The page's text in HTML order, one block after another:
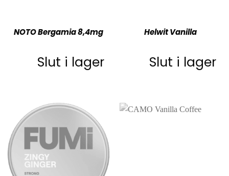
NOTO Bergamia 8,4mg
Slut i lager
Helwit Vanilla
Slut i lager